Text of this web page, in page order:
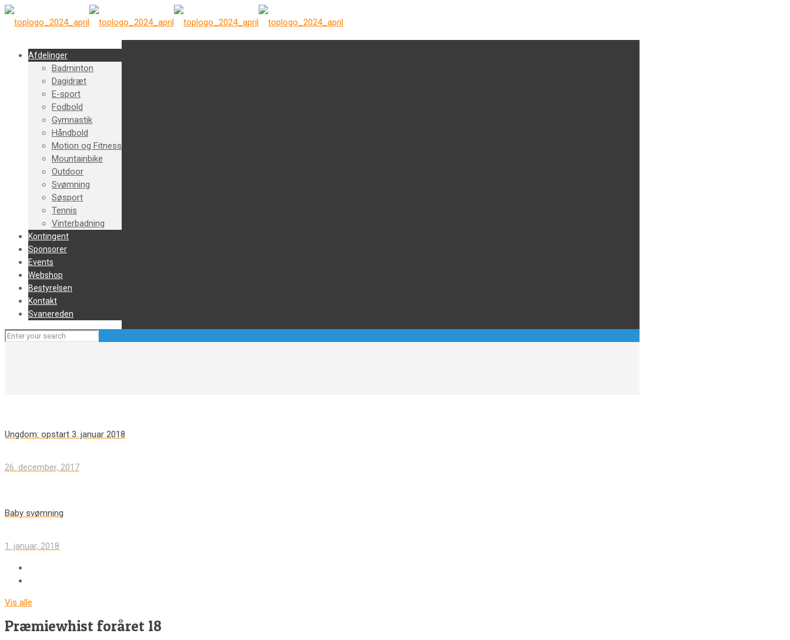
Afdelinger
Badminton
Dagidræt
E-sport
Fodbold
Gymnastik
Håndbold
Motion og Fitness
Mountainbike
Outdoor
Svømning
Søsport
Tennis
Vinterbadning
Kontingent
Sponsorer
Events
Webshop
Bestyrelsen
Kontakt
Svanereden
Ungdom: opstart 3. januar 2018
26. december, 2017
Baby svømning
1. januar, 2018
Vis alle
Præmiewhist foråret 18